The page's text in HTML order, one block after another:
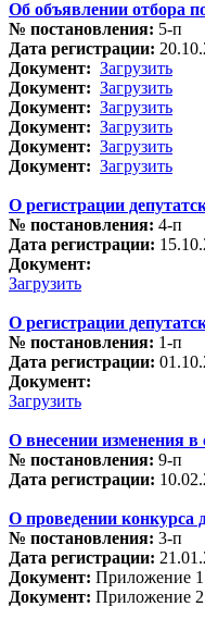
Об объявлении отбора
№ постановления: 5-п
Дата регистрации:
Документ: Загрузить
Документ: Загрузить
Документ: Загрузить
Документ: Загрузить
Документ: Загрузить
Документ: Загрузить
О регистрации
№ постановления: 4-п
Дата регистрации:
Документ:
Загрузить
О регистрации
№ постановления: 1-п
Дата регистрации:
Документ:
Загрузить
О внесении изменения в
№ постановления: 9-п
Дата регистрации:
О проведении конкурса
№ постановления: 3-п
Дата регистрации:
Документ: Приложение
Документ: Приложение 2